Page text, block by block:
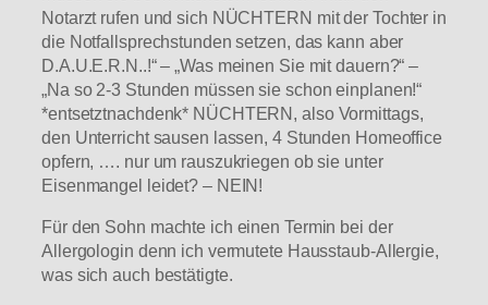
Notarzt rufen und sich NÜCHTERN mit der Tochter in
die Notfallsprechstunden setzen, das kann aber
D.A.U.E.R.N..!“ – „Was meinen Sie mit dauern?“ –
„Na so 2-3 Stunden müssen sie schon einplanen!“
*entsetztnachdenk* NÜCHTERN, also Vormittags,
den Unterricht sausen lassen, 4 Stunden Homeoffice
opfern, …. nur um rauszukriegen ob sie unter
Eisenmangel leidet? – NEIN!
Für den Sohn machte ich einen Termin bei der
Allergologin denn ich vermutete Hausstaub-Allergie,
was sich auch bestätigte.